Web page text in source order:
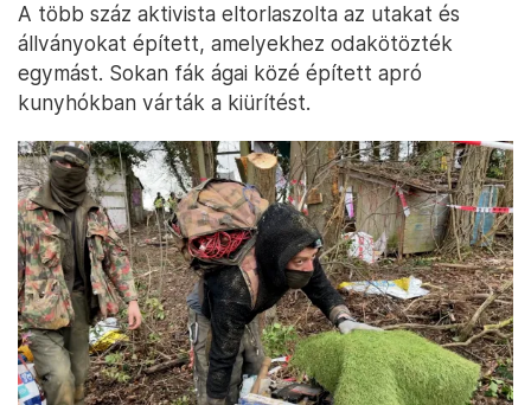
A több száz aktivista eltorlaszolta az utakat és
állványokat épített, amelyekhez odakötözték
egymást. Sokan fák ágai közé épített apró
kunyhókban várták a kiürítést.